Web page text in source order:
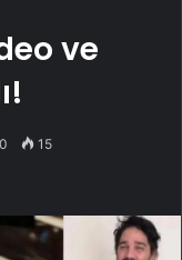
ve
0 15